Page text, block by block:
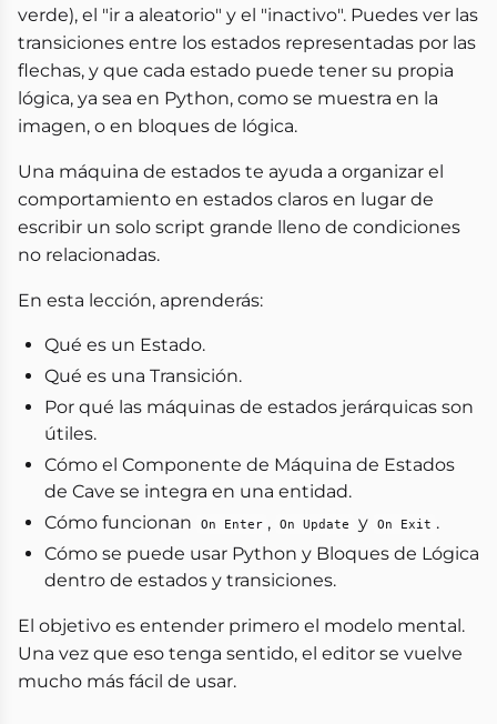
verde), el "ir a aleatorio" y el "inactivo". Puedes ver las
transiciones entre los estados representadas por las
flechas, y que cada estado puede tener su propia
lógica, ya sea en Python, como se muestra en la
imagen, o en bloques de lógica.
Una máquina de estados te ayuda a organizar el
comportamiento en estados claros en lugar de
escribir un solo script grande lleno de condiciones
no relacionadas.
En esta lección, aprenderás:
Qué es un Estado.
Qué es una Transición.
Por qué las máquinas de estados jerárquicas son
útiles.
Cómo el Componente de Máquina de Estados
de Cave se integra en una entidad.
Cómo funcionan
On Enter , On Update y On Exit .
Cómo se puede usar Python y Bloques de Lógica
dentro de estados y transiciones.
El objetivo es entender primero el modelo mental.
Una vez que eso tenga sentido, el editor se vuelve
mucho más fácil de usar.